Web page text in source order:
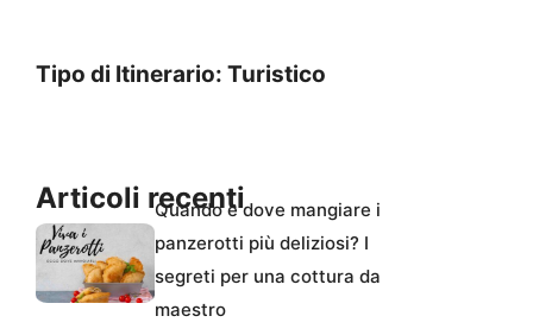
Tipo di Itinerario: Turistico
Articoli recentiQuando e dove mangiare i
panzerotti più deliziosi? I
segreti per una cottura da
maestro